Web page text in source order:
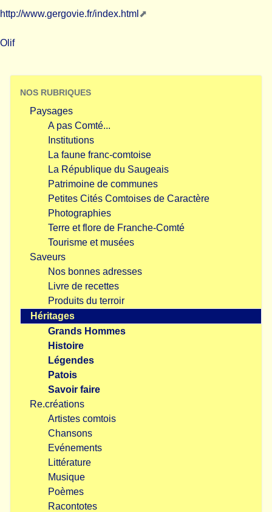
http://www.gergovie.fr/index.html
Olif
NOS RUBRIQUES
Paysages
A pas Comté...
Institutions
La faune franc-comtoise
La République du Saugeais
Patrimoine de communes
Petites Cités Comtoises de Caractère
Photographies
Terre et flore de Franche-Comté
Tourisme et musées
Saveurs
Nos bonnes adresses
Livre de recettes
Produits du terroir
Héritages
Grands Hommes
Histoire
Légendes
Patois
Savoir faire
Re.créations
Artistes comtois
Chansons
Evénements
Littérature
Musique
Poèmes
Racontotes